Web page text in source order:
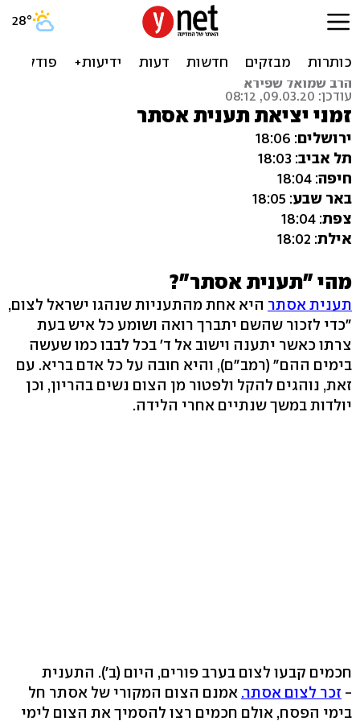
זמני יציאת תענית אסתר
None
הרב שמואל שפירא
עודכן: 09.03.20, 08:12
זמני יציאת תענית אסתר
ירושלים: 18:06
תל אביב: 18:03
חיפה: 18:04
באר שבע: 18:05
צפת: 18:04
אילת: 18:02
מהי "תענית אסתר"?
תענית אסתר היא אחת מהתעניות שנהגו ישראל לצום,
"כדי לזכור שהשם יתברך רואה ושומע כל איש בעת
צרתו כאשר יתענה וישוב אל ד' בכל לבבו כמו שעשה
בימים ההם" (רמב"ם), והיא חובה על כל אדם בריא. עם
זאת, נוהגים להקל ולפטור מן הצום נשים בהריון, וכן
יולדות במשך שנתיים אחרי הלידה.
חכמים קבעו לצום בערב פורים, היום (ב'). התענית
- זכר לצום אסתר. אמנם הצום המקורי של אסתר חל
בימי הפסח, אולם חכמים רצו להסמיך את הצום לימי